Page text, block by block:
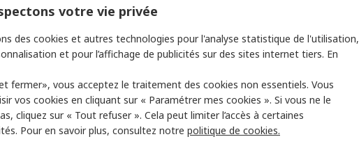
sécurité, verrouillage à
Master
Ø 6 mm
RS
406RED
unité)
27,94 €/unité
Cadenas d'artillerie renforcé en
Laiton Penta Résistance aux
intempéries 6mm, anse Ø 8 mm
Code commande RS
188-7006
Sous-total (1 unité)
40,35 €HT
Quantité
votre vie privée
des cookies et autres technologies pour l'analyse statistique de l'utilisation,
et pour l’affichage de publicités sur des sites internet tiers. En
fermer», vous acceptez le traitement des cookies non essentiels. Vous
vos cookies en cliquant sur « Paramétrer mes cookies ». Si vous ne le
cliquez sur « Tout refuser ». Cela peut limiter l’accès à certaines
Pour en savoir plus, consultez notre politique de cookies.